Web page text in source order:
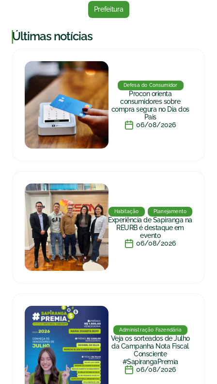
Prefeitura
|Últimas notícias
Defesa do Consumidor
Procon orienta
consumidores sobre
compra segura no Dia dos
Pais
06/08/2026
Habitação Planejamento
Experiência de Sapiranga na
REURB é destaque em
evento
06/08/2026
Administração Fazendária
Veja os sorteados de Julho
da Campanha Nota Fiscal
Consciente
#SapirangaPremia
06/08/2026